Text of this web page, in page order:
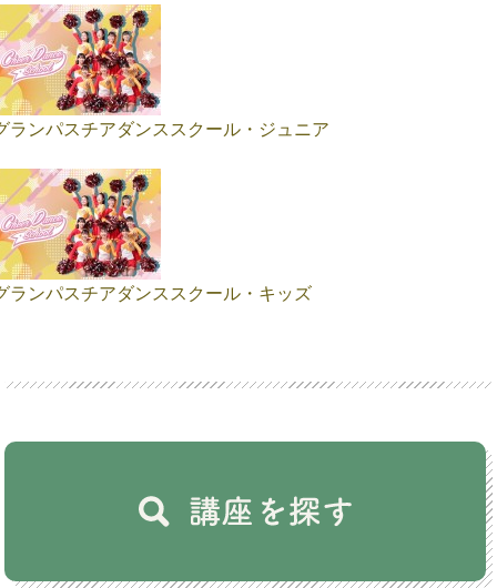
ランパスチアダンススクール・ジュニア
ランパスチアダンススクール・キッズ